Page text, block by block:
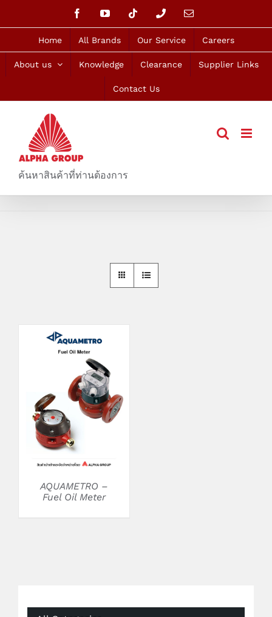
FacebookYouTube Tiktok PhoneEmail
Home All Brands Our Service Careers
About us Knowledge Clearance Supplier Links
Contact Us
ค้นหาสินค้าที่ท่านต้องการ
DETAILS
AQUAMETRO –
Fuel Oil Meter